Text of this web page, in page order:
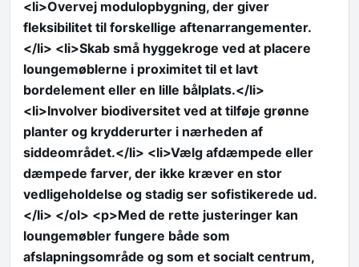
<li>Overvej modulopbygning, der giver
fleksibilitet til forskellige aftenarrangementer.
</li> <li>Skab små hyggekroge ved at placere
loungemøblerne i proximitet til et lavt
bordelement eller en lille bålplats.</li>
<li>Involver biodiversitet ved at tilføje grønne
planter og krydderurter i nærheden af
siddeområdet.</li> <li>Vælg afdæmpede eller
dæmpede farver, der ikke kræver en stor
vedligeholdelse og stadig ser sofistikerede ud.
</li> </ol> <p>Med de rette justeringer kan
loungemøbler fungere både som
afslapningsområde og som et socialt centrum,